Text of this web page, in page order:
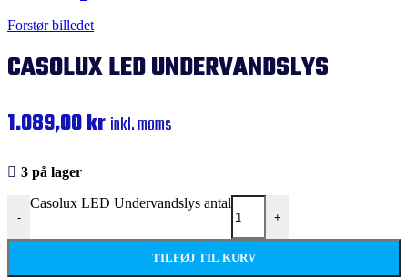
Forstør billedet
CASOLUX LED UNDERVANDSLYS
1.089,00kr inkl. moms
3 på lager
-
Casolux LED Undervandslys antal
+
TILFØJ TIL KURV